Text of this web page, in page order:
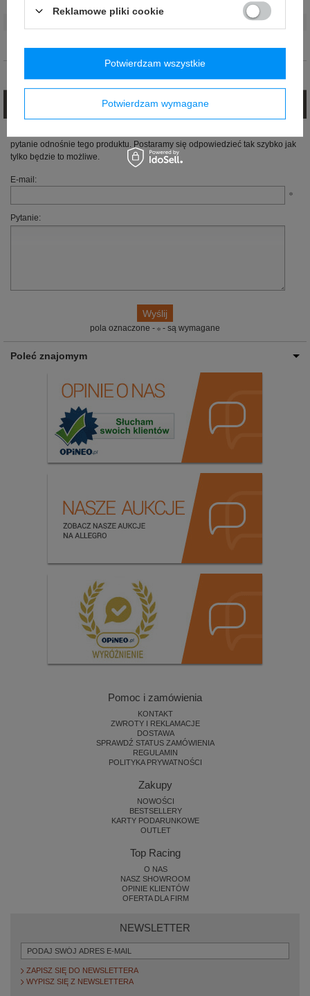
Marka
Toyota Gazoo Racing
pytanie odnośnie tego produktu. Postaramy się odpowiedzieć tak szybko jak
tylko będzie to możliwe.
E-mail:
Pytanie:
pola oznaczone - - są wymagane
Poleć znajomym
Pomoc i zamówienia
KONTAKT
ZWROTY I REKLAMACJE
DOSTAWA
SPRAWDŹ STATUS ZAMÓWIENIA
REGULAMIN
POLITYKA PRYWATNOŚCI
Zakupy
NOWOŚCI
BESTSELLERY
KARTY PODARUNKOWE
OUTLET
Top Racing
O NAS
NASZ SHOWROOM
OPINIE KLIENTÓW
OFERTA DLA FIRM
NEWSLETTER
ZAPISZ SIĘ DO NEWSLETTERA
WYPISZ SIĘ Z NEWSLETTERA
Reklamowe pliki cookie
Potwierdzam wymagane
Potwierdzam wszystkie